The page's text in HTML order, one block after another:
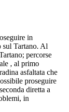
in
Tartano. Al
percorse
, al primo
asfaltata che
proseguire
diretta a
in